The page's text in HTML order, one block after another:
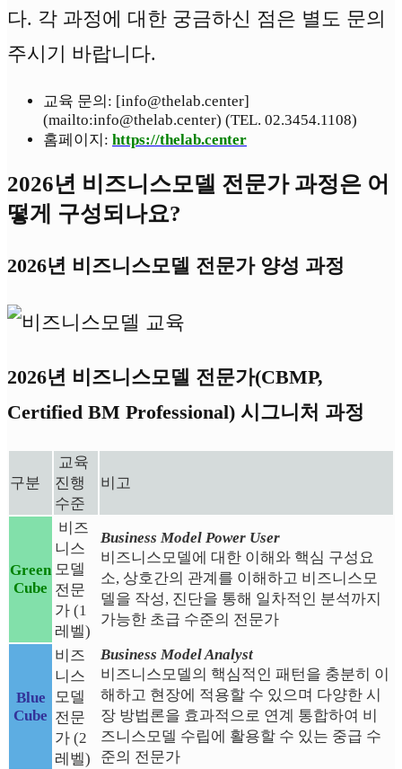
다. 각 과정에 대한 궁금하신 점은 별도 문의
주시기 바랍니다.
교육 문의: [info@thelab.center]
(mailto:info@thelab.center) (TEL. 02.3454.1108)
홈페이지: https://thelab.center
2026년 비즈니스모델 전문가 과정은 어
떻게 구성되나요?
2026년 비즈니스모델 전문가 양성 과정
2026년 비즈니스모델 전문가(CBMP,
Certified BM Professional) 시그니처 과정
구분
교육
진행
수준
비고
Green
Cube
비즈
니스
모델
전문
가 (1
레벨)
Business Model Power User
비즈니스모델에 대한 이해와 핵심 구성요
소, 상호간의 관계를 이해하고 비즈니스모
델을 작성, 진단을 통해 일차적인 분석까지
가능한 초급 수준의 전문가
Blue
Cube
비즈
니스
모델
전문
가 (2
레벨)
Business Model Analyst
비즈니스모델의 핵심적인 패턴을 충분히 이
해하고 현장에 적용할 수 있으며 다양한 시
장 방법론을 효과적으로 연계 통합하여 비
즈니스모델 수립에 활용할 수 있는 중급 수
준의 전문가